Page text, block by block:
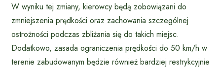
W wyniku tej zmiany, kierowcy będą zobowiązani do
zmniejszenia prędkości oraz zachowania szczególnej
ostrożności podczas zbliżania się do takich miejsc.
Dodatkowo, zasada ograniczenia prędkości do 50 km/h w
terenie zabudowanym będzie również bardziej restrykcyjnie